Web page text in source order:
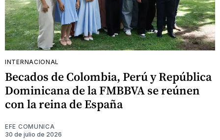
INTERNACIONAL
Becados de Colombia, Perú y República
Dominicana de la FMBBVA se reúnen
con la reina de España
EFE COMUNICA
30 de julio de 2026